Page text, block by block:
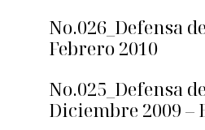
No.026_Defensa
Febrero 2010
No.025_Defensa
Diciembre 2009 –